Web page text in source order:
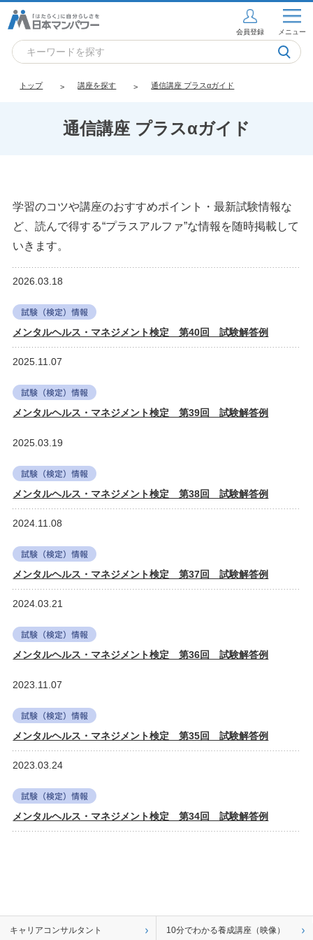
会員登録 メニュー
トップ 講座を探す 通信講座 プラスαガイド
通信講座 プラスαガイド
学習のコツや講座のおすすめポイント・最新試験情報な
ど、読んで得する“プラスアルファ”な情報を随時掲載して
いきます。
2026.03.18
メンタルヘルス・マネジメント検定 第40回 試験解答例
2025.11.07
メンタルヘルス・マネジメント検定 第39回 試験解答例
2025.03.19
メンタルヘルス・マネジメント検定 第38回 試験解答例
2024.11.08
メンタルヘルス・マネジメント検定 第37回 試験解答例
2024.03.21
メンタルヘルス・マネジメント検定 第36回 試験解答例
2023.11.07
メンタルヘルス・マネジメント検定 第35回 試験解答例
2023.03.24
メンタルヘルス・マネジメント検定 第34回 試験解答例
キャリアコンサルタント 10分でわかる養成講座（映像）